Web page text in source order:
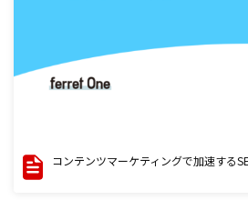
コンテンツマーケティングで加速する